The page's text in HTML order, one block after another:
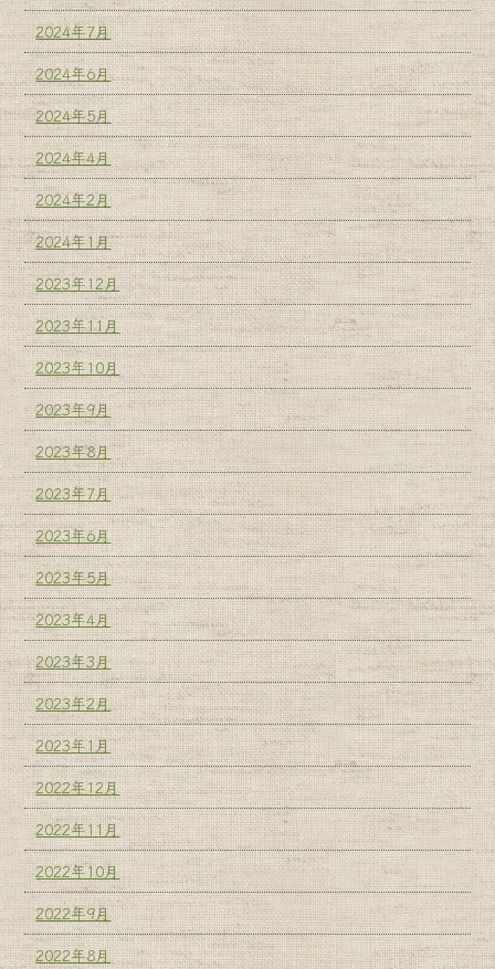
2024年7月
2024年6月
2024年5月
2024年4月
2024年2月
2024年1月
2023年12月
2023年11月
2023年10月
2023年9月
2023年8月
2023年7月
2023年6月
2023年5月
2023年4月
2023年3月
2023年2月
2023年1月
2022年12月
2022年11月
2022年10月
2022年9月
2022年8月